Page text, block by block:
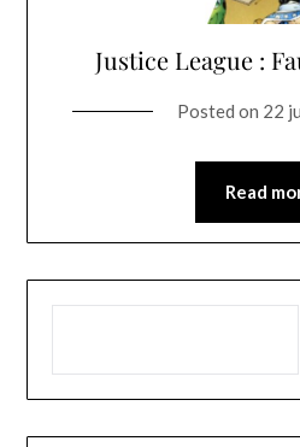
Justice League :
Posted on 22
Read